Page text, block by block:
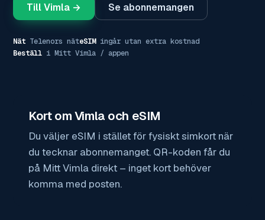
Till Vimla → Se abonnemangen
Nät Telenors näteSIMingår utan extra kostnad
Beställ i Mitt Vimla / appen
Kort om Vimla och eSIM
Du väljer eSIM i stället för fysiskt simkort när
du tecknar abonnemanget. QR-koden får du
på Mitt Vimla direkt – inget kort behöver
komma med posten.